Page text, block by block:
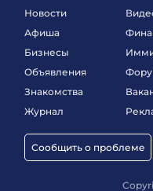
Новости
Афиша
Бизнесы
Объявления
Знакомства
Журнал
Сообщить о проблеме